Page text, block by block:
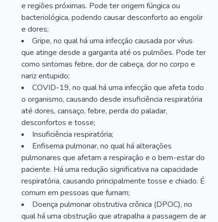
e regiões próximas. Pode ter origem fúngica ou
bacteriológica, podendo causar desconforto ao engolir
e dores;
Gripe, no qual há uma infecção causada por vírus
que atinge desde a garganta até os pulmões. Pode ter
como sintomas febre, dor de cabeça, dor no corpo e
nariz entupido;
COVID-19, no qual há uma infecção que afeta todo
o organismo, causando desde insuficiência respiratória
até dores, cansaço, febre, perda do paladar,
desconfortos e tosse;
Insuficiência respiratória;
Enfisema pulmonar, no qual há alterações
pulmonares que afetam a respiração e o bem-estar do
paciente. Há uma redução significativa na capacidade
respiratória, causando principalmente tosse e chiado. É
comum em pessoas que fumam;
Doença pulmonar obstrutiva crônica (DPOC), no
qual há uma obstrução que atrapalha a passagem de ar